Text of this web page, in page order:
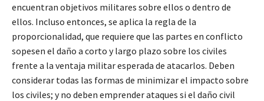
encuentran objetivos militares sobre ellos o dentro de
ellos. Incluso entonces, se aplica la regla de la
proporcionalidad, que requiere que las partes en conflicto
sopesen el daño a corto y largo plazo sobre los civiles
frente a la ventaja militar esperada de atacarlos. Deben
considerar todas las formas de minimizar el impacto sobre
los civiles; y no deben emprender ataques si el daño civil